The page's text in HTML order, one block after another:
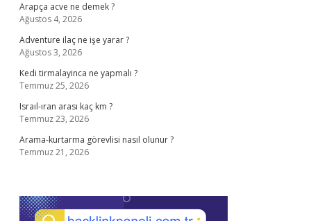
Arapça acve ne demek ?
Ağustos 4, 2026
Adventure ilaç ne işe yarar ?
Ağustos 3, 2026
Kedi tirmalayinca ne yapmalı ?
Temmuz 25, 2026
Israıl-ıran arası kaç km ?
Temmuz 23, 2026
Arama-kurtarma görevlisi nasıl olunur ?
Temmuz 21, 2026